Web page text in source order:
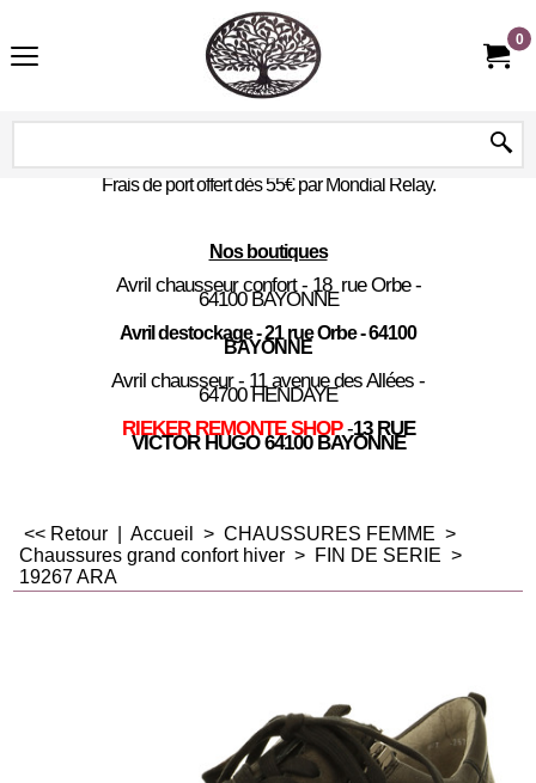
0
Frais de port offert dès 55€ par Mondial Relay.
Nos boutiques
Avril chausseur confort - 18 rue Orbe -
64100 BAYONNE
Avril destockage - 21 rue Orbe - 64100
BAYONNE
Avril chausseur - 11 avenue des Allées -
64700 HENDAYE
RIEKER REMONTE SHOP -13 RUE
VICTOR HUGO 64100 BAYONNE
<< Retour Accueil > CHAUSSURES FEMME >
Chaussures grand confort hiver > FIN DE SERIE >
19267 ARA